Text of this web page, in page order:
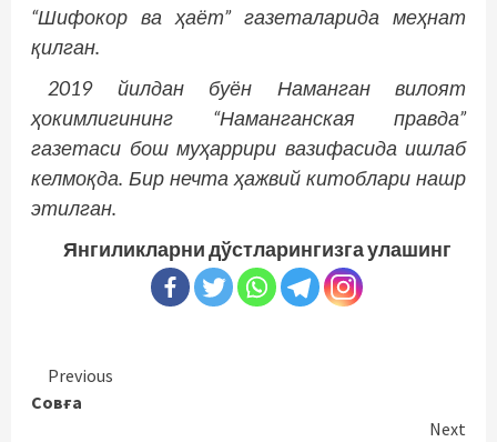
“Шифокор ва ҳаёт” газеталарида меҳнат
қилган.
2019 йилдан буён Наманган вилоят
ҳокимлигининг “Наманганская правда”
газетаси бош муҳаррири вазифасида ишлаб
келмоқда. Бир неч­та ҳажвий китоблари нашр
этилган.
Янгиликларни дўстларингизга улашинг
Continue
Reading
Previous
Совға
Next